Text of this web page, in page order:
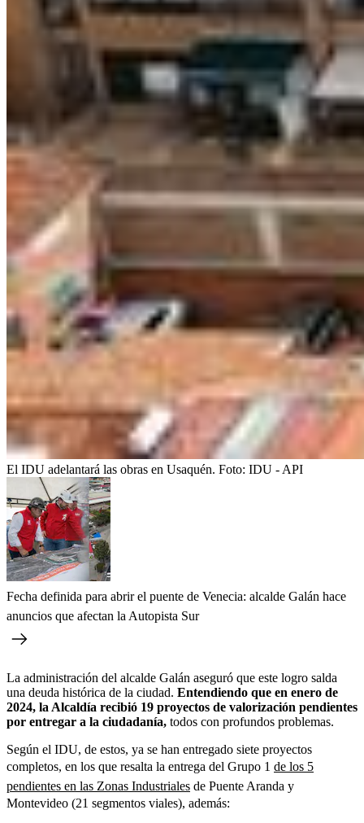
El IDU adelantará las obras en Usaquén. Foto: IDU - API
Fecha definida para abrir el puente de Venecia: alcalde Galán hace
anuncios que afectan la Autopista Sur
La administración del alcalde Galán aseguró que este logro salda
una deuda histórica de la ciudad. Entendiendo que en enero de
2024, la Alcaldía recibió 19 proyectos de valorización pendientes
por entregar a la ciudadanía, todos con profundos problemas.
Según el IDU, de estos, ya se han entregado siete proyectos
completos, en los que resalta la entrega del Grupo 1 de los 5
pendientes en las Zonas Industriales de Puente Aranda y
Montevideo (21 segmentos viales), además: